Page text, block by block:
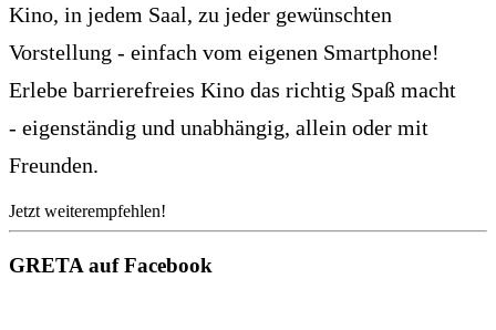
Kino, in jedem Saal, zu jeder gewünschten
Vorstellung - einfach vom eigenen Smartphone!
Erlebe barrierefreies Kino das richtig Spaß macht
- eigenständig und unabhängig, allein oder mit
Freunden.
Jetzt weiterempfehlen!
GRETA auf Facebook